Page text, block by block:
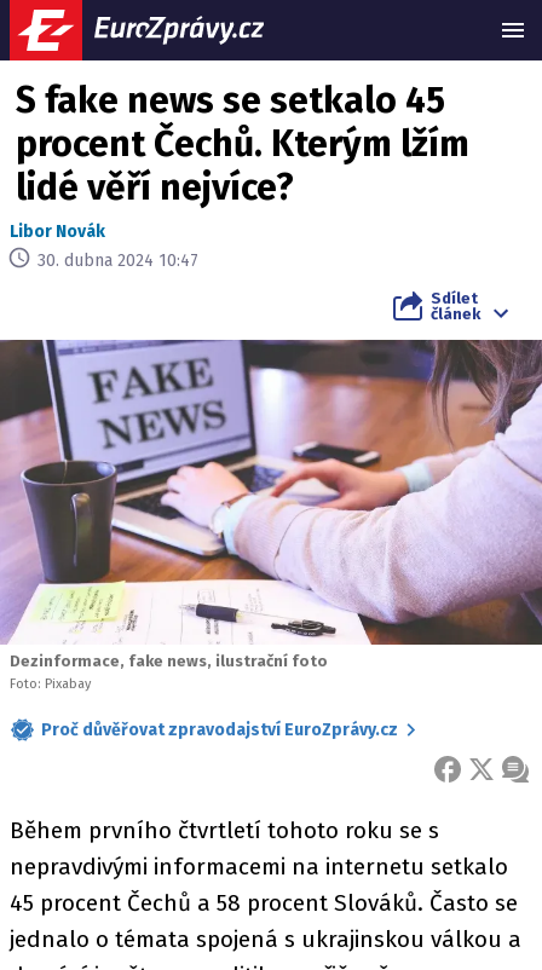
S fake news se setkalo 45
procent Čechů. Kterým lžím
lidé věří nejvíce?
Libor Novák
30. dubna 2024 10:47
Sdílet
článek
Dezinformace, fake news, ilustrační foto
Foto: Pixabay
Proč důvěřovat zpravodajství EuroZprávy.cz
FACEBOOK
X
Během prvního čtvrtletí tohoto roku se s
nepravdivými informacemi na internetu setkalo
45 procent Čechů a 58 procent Slováků. Často se
jednalo o témata spojená s ukrajinskou válkou a